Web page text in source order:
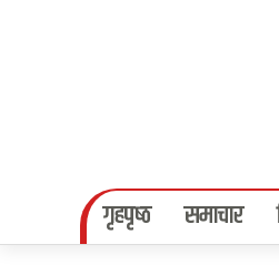
गृहपृष्‍ठ समाचार